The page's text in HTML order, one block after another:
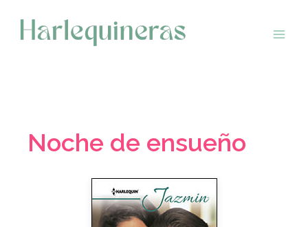
contenido
Noche de ensueño